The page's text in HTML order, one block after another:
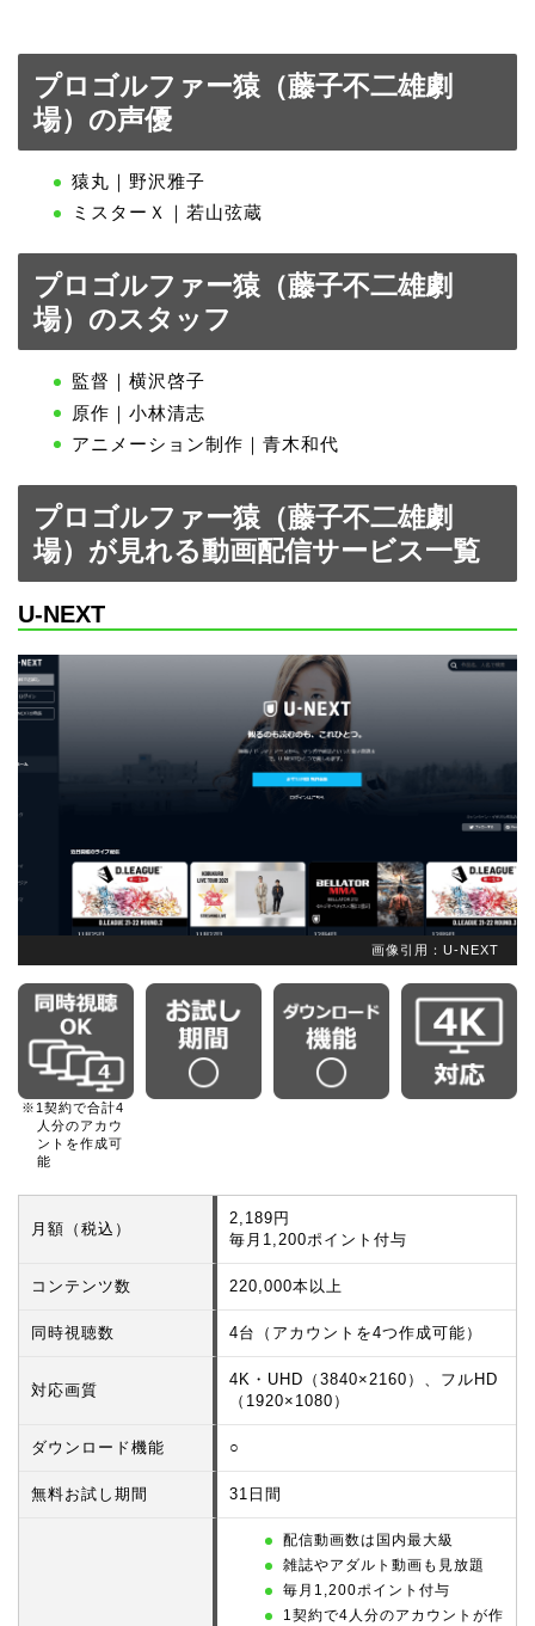
プロゴルファー猿（藤子不二雄劇
場）の声優
猿丸｜野沢雅子
ミスターＸ｜若山弦蔵
プロゴルファー猿（藤子不二雄劇
場）のスタッフ
監督｜横沢啓子
原作｜小林清志
アニメーション制作｜青木和代
プロゴルファー猿（藤子不二雄劇
場）が見れる動画配信サービス一覧
U-NEXT
画像引用：U-NEXT
※1契約で合計4
人分のアカウ
ントを作成可
能
月額（税込）
2,189円
毎月1,200ポイント付与
コンテンツ数 220,000本以上
同時視聴数 4台（アカウントを4つ作成可能）
対応画質
4K・UHD（3840×2160）、フルHD
（1920×1080）
ダウンロード機能 ○
無料お試し期間 31日間
配信動画数は国内最大級
雑誌やアダルト動画も見放題
毎月1,200ポイント付与
1契約で4人分のアカウントが作